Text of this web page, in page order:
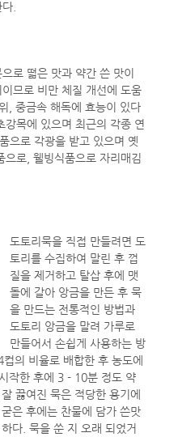
.
로 떫은 맛과 약간 쓴 맛이
므로 비만 체질 개선에 도움
, 중금속 해독에 효능이 있다
목에 있으며 최근의 각종 연
으로 각광을 받고 있으며 옛
으로, 웰빙식품으로 자리매김
도토리묵을 직접 만들려면 도
토리를 수집하여 말린 후 껍
질을 제거하고 탈삽 후에 맷
돌에 갈아 앙금을 만든 후 묵
을 만드는 전통적인 방법과
도토리 앙금을 말려 가루로
만들어서 손쉽게 사용하는 방
의 비율로 배합한 후 농도에
작한 후에 3 - 10분 정도 약
끓여진 묵은 적당한 용기에
은 후에는 찬물에 담가 쓴맛
다. 묵을 쑨 지 오래 되었거